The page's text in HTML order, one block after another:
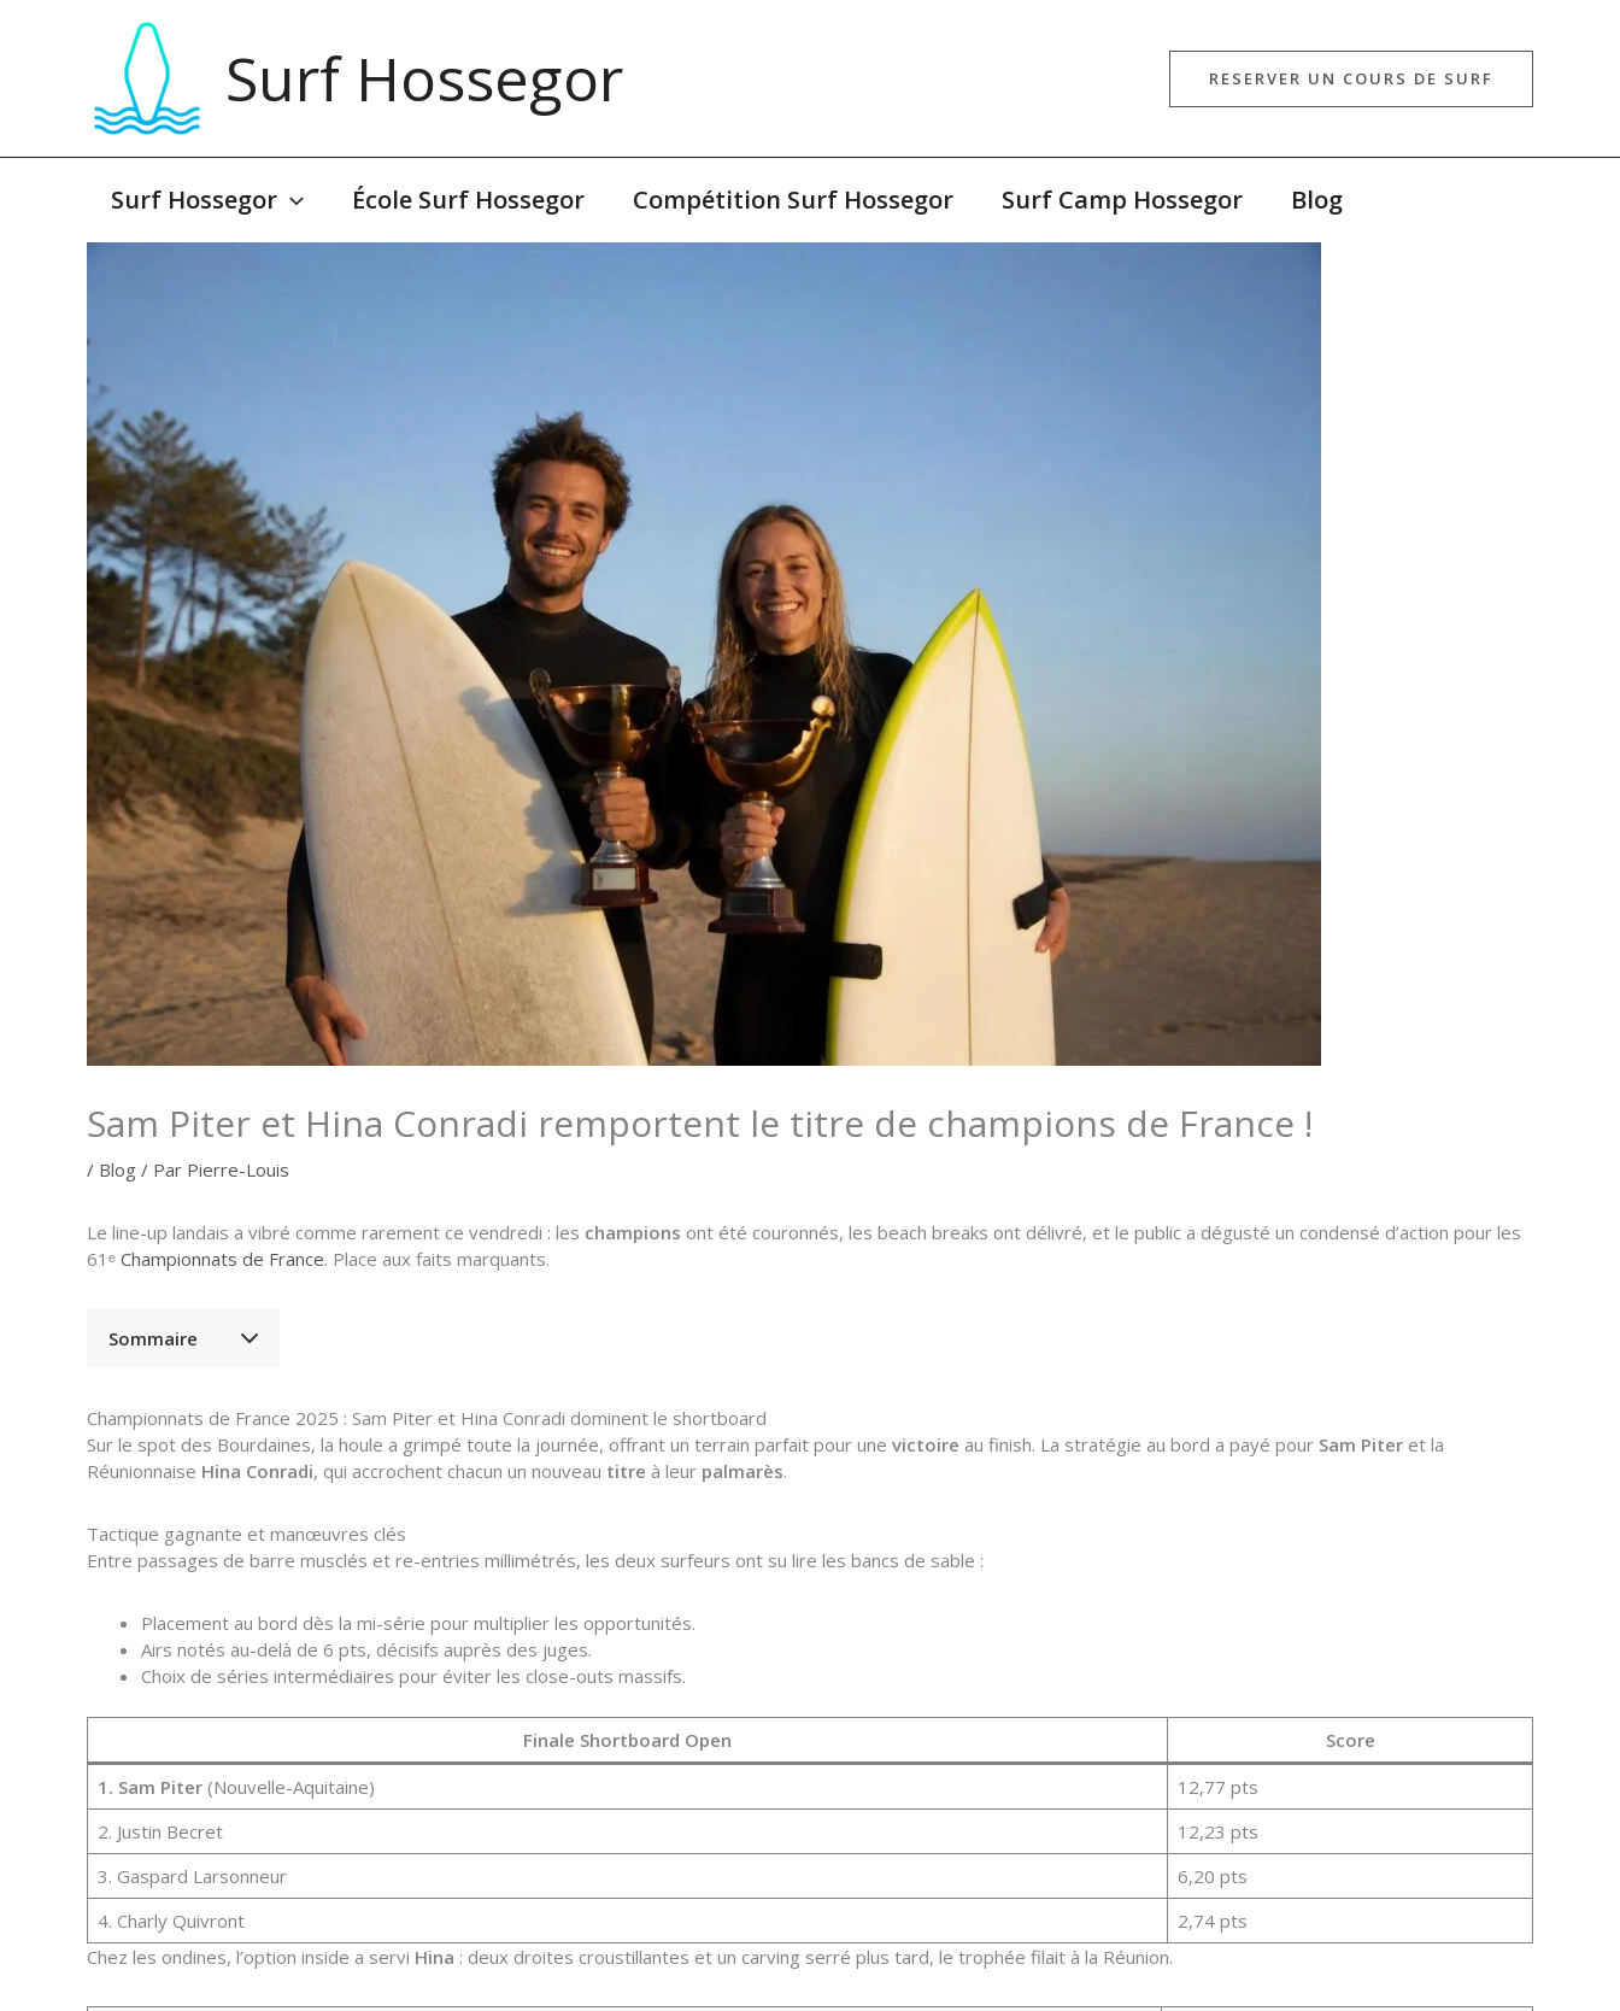
Surf Hossegor RESERVER UN COURS DE SURF
Surf Hossegor École Surf Hossegor Compétition Surf Hossegor Surf Camp Hossegor Blog
Sam Piter et Hina Conradi remportent le titre de champions de France !
/ Blog / Par Pierre-Louis
Le line-up landais a vibré comme rarement ce vendredi : les champions ont été couronnés, les beach breaks ont délivré, et le public a dégusté un condensé d’action pour les
61ᵉ Championnats de France. Place aux faits marquants.
Sommaire
Championnats de France 2025 : Sam Piter et Hina Conradi dominent le shortboard
Sur le spot des Bourdaines, la houle a grimpé toute la journée, offrant un terrain parfait pour une victoire au finish. La stratégie au bord a payé pour Sam Piter et la
Réunionnaise Hina Conradi, qui accrochent chacun un nouveau titre à leur palmarès.
Tactique gagnante et manœuvres clés
Entre passages de barre musclés et re-entries millimétrés, les deux surfeurs ont su lire les bancs de sable :
Placement au bord dès la mi-série pour multiplier les opportunités.
Airs notés au-delà de 6 pts, décisifs auprès des juges.
Choix de séries intermédiaires pour éviter les close-outs massifs.
Finale Shortboard Open
Score
1. Sam Piter(Nouvelle-Aquitaine)
12,77 pts
2. Justin Becret
12,23 pts
3. Gaspard Larsonneur
6,20 pts
4. Charly Quivront
2,74 pts
Chez les ondines, l’option inside a servi Hina : deux droites croustillantes et un carving serré plus tard, le trophée filait à la Réunion.